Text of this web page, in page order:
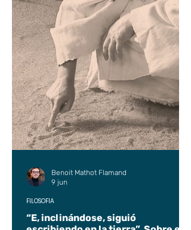
“E, inclinándose, siguió
FILOSOFÍA
Benoit Mathot Flamand
9 jun